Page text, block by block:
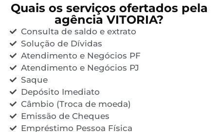
Quais os serviços ofertados pela
agência VITORIA?
Consulta de saldo e extrato
Solução de Dívidas
Atendimento e Negócios PF
Atendimento e Negócios PJ
Saque
Depósito Imediato
Câmbio (Troca de moeda)
Emissão de Cheques
Empréstimo Pessoa Física